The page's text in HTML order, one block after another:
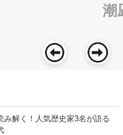
潮
み解く！人気歴史家3名が語る